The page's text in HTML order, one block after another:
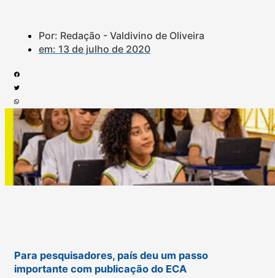
Por: Redação - Valdivino de Oliveira
em: 13 de julho de 2020
Para pesquisadores, país deu um passo
importante com publicação do ECA